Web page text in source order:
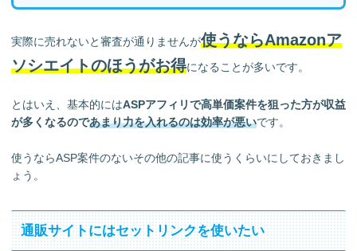
実際に売れないと審査が通りませんが使うならAmazonア
ソシエイトのほうがお得になることが多いです。
とはいえ、基本的にはASPアフィリで高単価案件を狙った方が収益
が多くなるのであまり力を入れるのは効率が悪いです。
使うならASP案件のないその他の記事に使うくらいにしておきまし
ょう。
通販サイトにはセットリンクを使いたい